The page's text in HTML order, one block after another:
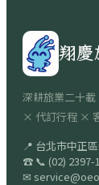
翔慶
深耕旅業二十
× 代訂行程 ×
📍 台北市中正
☎ 📞 (02) 2397-
✉